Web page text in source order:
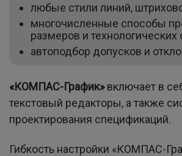
любые стили линий,
многочисленные способы
размеров и технологических
автоподбор допусков и
«КОМПАС-График»включает в
текстовый редакторы, а также
проектирования спецификаций.
Гибкость настройки «КОМПАС-